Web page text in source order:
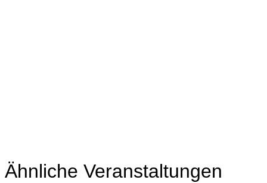
Ähnliche Veranstaltungen